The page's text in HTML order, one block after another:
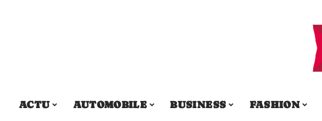
ACTU AUTOMOBILE BUSINESS FASHION